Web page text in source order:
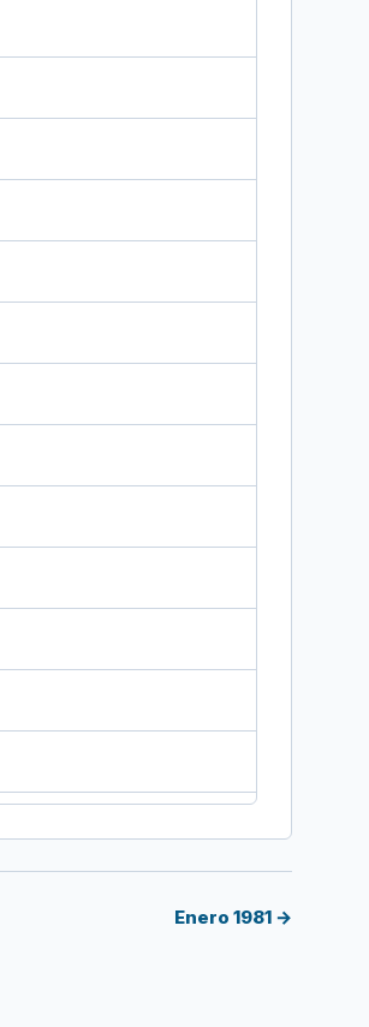
Enero 1981 →